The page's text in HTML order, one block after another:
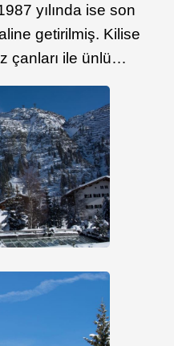
yılında ise son
getirilmiş. Kilise
çanları ile ünlü…